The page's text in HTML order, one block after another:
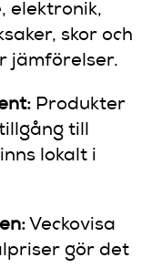
elektronik,
skor och
jämförelser.
Produkter
till
lokalt i
Veckovisa
gör det